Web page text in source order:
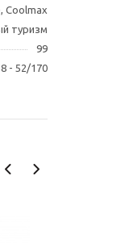
Coolmax
туризм
99
- 52/170